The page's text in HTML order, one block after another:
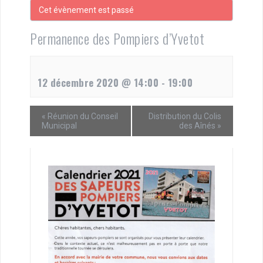
Cet évènement est passé
Permanence des Pompiers d’Yvetot
12 décembre 2020 @ 14:00 - 19:00
« Réunion du Conseil
Municipal
Distribution du Colis
des Aînés »